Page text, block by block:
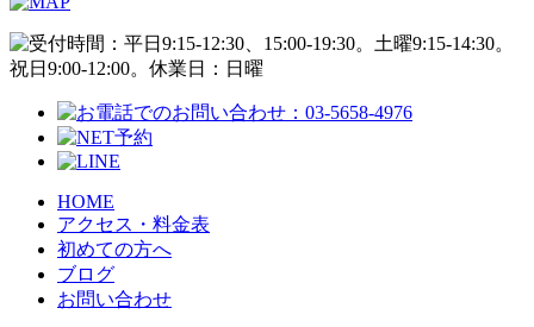
HOME
アクセス・料金表
初めての方へ
ブログ
お問い合わせ